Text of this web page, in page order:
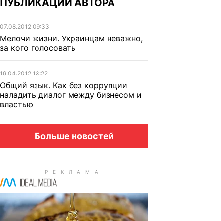
ПУБЛИКАЦИИ АВТОРА
07.08.2012 09:33
Мелочи жизни. Украинцам неважно,
за кого голосовать
19.04.2012 13:22
Общий язык. Как без коррупции
наладить диалог между бизнесом и
властью
Больше новостей